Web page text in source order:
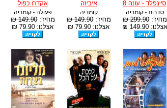
סיינפלד - עונה 8
סדרות - קומדיה
מחיר:299.90 ₪
אצלנו: 149.90 ₪
איביזה
קומדיה
מחיר:149.90 ₪
אצלנו: 79.90 ₪
אקדח כפול
פעולה - קומדיה
מחיר:149.90 ₪
אצלנו: 79.90 ₪